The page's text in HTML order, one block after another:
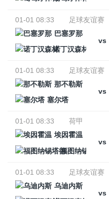
01-01 08:33
足球友谊赛
巴塞罗那
vs
诺丁汉森林
01-01 08:33
足球友谊赛
那不勒斯
vs
塞尔塔
01-01 08:33
荷甲
埃因霍温
vs
福图纳锡塔德
01-01 08:33
足球友谊赛
乌迪内斯
vs